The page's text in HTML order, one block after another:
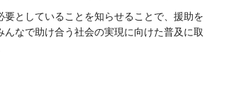
要としていることを知らせることで、援助を
んなで助け合う社会の実現に向けた普及に取